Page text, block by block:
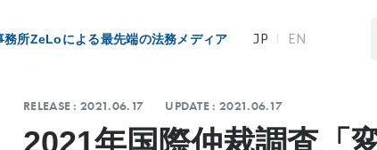
務所ZeLoによる最先端の法務メディア JP EN
RELEASE :2021.06.17 UPDATE :2021.06.17
2021年国際仲裁調査「